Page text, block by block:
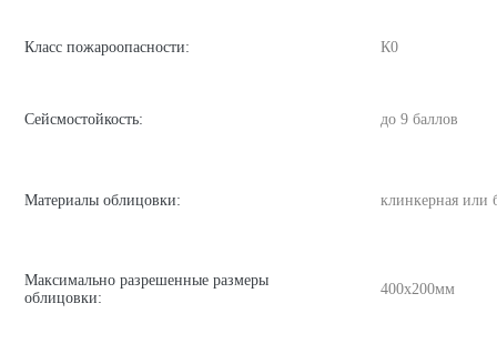
Класс пожароопасности: К0
Сейсмостойкость: до 9 баллов
Материалы облицовки: клинкерная или
Максимально разрешенные размеры
облицовки:
400х200мм